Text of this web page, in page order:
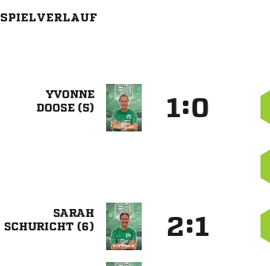
SPIELVERLAUF

 
:

 
: